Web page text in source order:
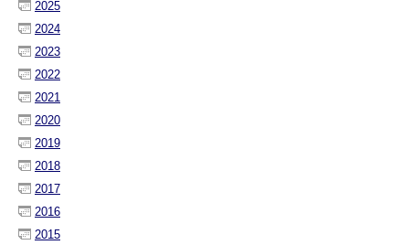
2025
2024
2023
2022
2021
2020
2019
2018
2017
2016
2015